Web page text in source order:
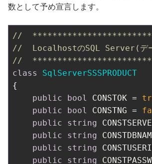
数として予め宣言します。
//
//  LocalhostのSQL Server(デー
//
class
SqlServerSSSPRODUCT
{
public
bool CONSTOK =
public
bool CONSTNG =
public
string
public
string
public
string
public
string